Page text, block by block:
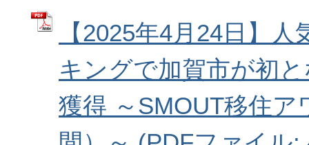
【2025年4月24日】
キングで加賀市が初
獲得 ～SMOUT移住ア